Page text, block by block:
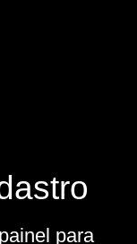
para